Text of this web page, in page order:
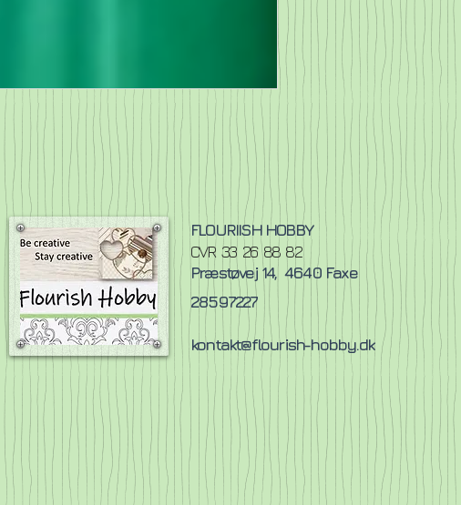
CVR 33 26 88 82
FLOURIISH HOBBY
28597227
Præstøvej 14, 4640 Faxe
kontakt@flourish-hobby.dk